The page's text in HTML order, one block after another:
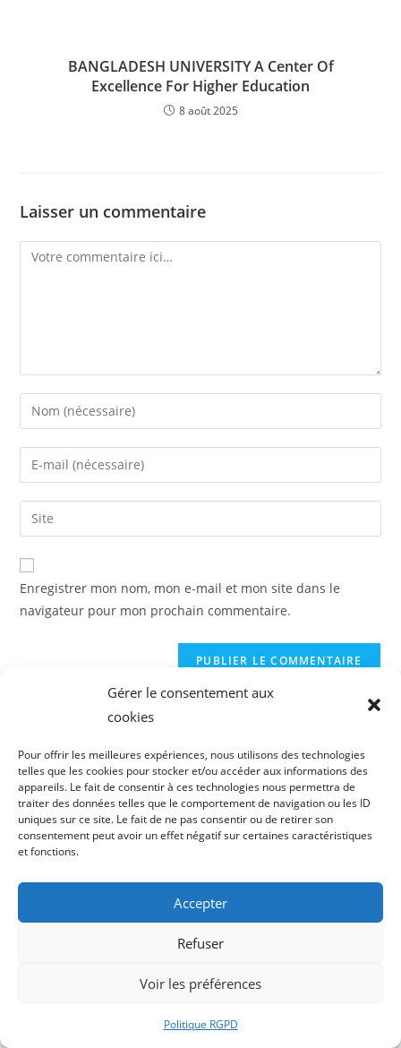
Gérer le consentement aux
cookies
Pour offrir les meilleures expériences, nous utilisons des technologies
telles que les cookies pour stocker et/ou accéder aux informations des
appareils. Le fait de consentir à ces technologies nous permettra de
traiter des données telles que le comportement de navigation ou les ID
uniques sur ce site. Le fait de ne pas consentir ou de retirer son
consentement peut avoir un effet négatif sur certaines caractéristiques
et fonctions.
Accepter
Refuser
Voir les préférences
Politique RGPD
BANGLADESH UNIVERSITY A Center Of
Excellence For Higher Education
8 août 2025
Laisser un commentaire
Enregistrer mon nom, mon e-mail et mon site dans le
navigateur pour mon prochain commentaire.
RECHERCHER
Articles récents
Psychological Effects of Casinos and Their Impact on Our Behavior
Raloxos Driada Medical: L’Integratore Innovativo nel Bodybuilding
Prøv lykken nu Verdecasino åbner døren til et univers af spil og